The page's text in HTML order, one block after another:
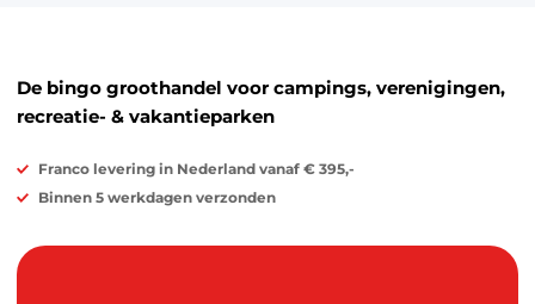
De bingo groothandel voor campings, verenigingen,
recreatie- & vakantieparken
Franco levering in Nederland vanaf € 395,-
Binnen 5 werkdagen verzonden